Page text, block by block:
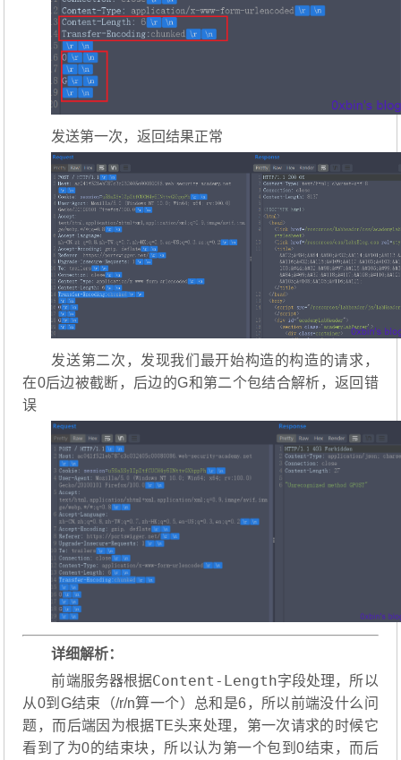
发送第一次，返回结果正常
发送第二次，发现我们最开始构造的构造的请求，
在0后边被截断，后边的G和第二个包结合解析，返回错
误
详细解析：
前端服务器根据Content-Length字段处理，所以
从0到G结束（/r/n算一个）总和是6，所以前端没什么问
题，而后端因为根据TE头来处理，第一次请求的时候它
看到了为0的结束块，所以认为第一个包到0结束，而后